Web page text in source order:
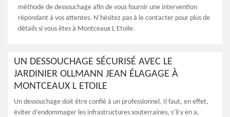
méthode de dessouchage afin de vous fournir une intervention
répondant à vos attentes. N’hésitez pas à le contacter pour plus de
détails si vous êtes à Montceaux L Etoile.
UN DESSOUCHAGE SÉCURISÉ AVEC LE
JARDINIER OLLMANN JEAN ÉLAGAGE À
MONTCEAUX L ETOILE
Un dessouchage doit être confié à un professionnel. Il faut, en effet,
éviter d’endommager les infrastructures souterraines, s’il y en a,